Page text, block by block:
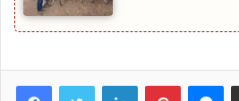
FacebookTwitter LinkedInPinterest